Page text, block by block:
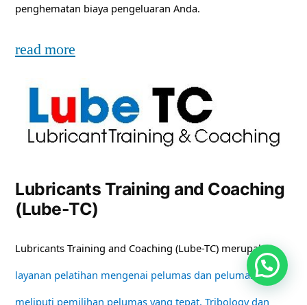
penghematan biaya pengeluaran Anda.
read more
Lubricants Training and Coaching
(Lube-TC)
Lubricants Training and Coaching (Lube-TC) merupakan
layanan pelatihan mengenai pelumas dan pelumasan
meliputi pemilihan pelumas yang tepat, Tribology dan